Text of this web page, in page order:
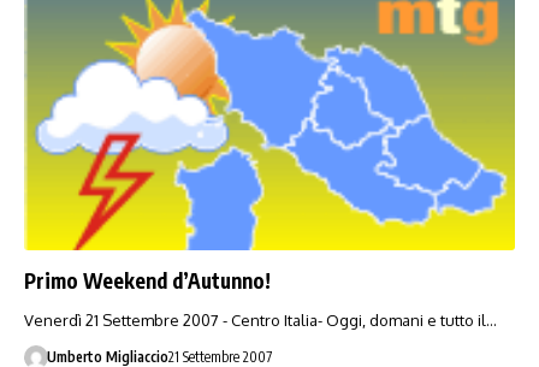
Primo Weekend d’Autunno!
Venerdì 21 Settembre 2007 - Centro Italia- Oggi, domani e tutto il…
Umberto Migliaccio21 Settembre 2007